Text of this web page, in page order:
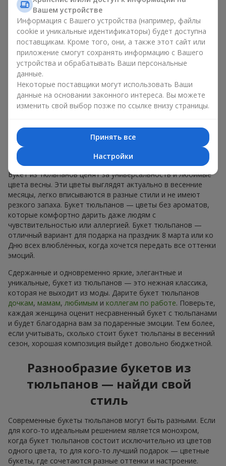
знаков внимания без повода. Букет тюльпанов — весенняя
романтика, ассоциирующаяся с обновлением,
искренностью и лёгкой радостью. В каждом лепестке —
натуральная красота, в каждом стебле — символ весны.
Ароматные композиции цветы тюльпаны одинаково
уместны и в романтическом жесте, и в дружеском подарке.
Букет тюльпанов не обязывает, но оставляет после себя
ощущение радости и заботы. Именно поэтому букет
цветов тюльпаны — это всегда удачный выбор в любой
жизненной ситуации.
идеальный выбор для подарка в г.
Знаменовка
Букет из тюльпанов ценят за универсальность и любимые
цвета весны. Эти цветы выглядят актуально в весенние
месяцы, легко вписываются в разные стили и не имеют
резкого запаха. Букет тюльпанов — цветы без ароматов,
которые комфортно дарить даже людям с
чувствительностью или аллергией. Букет тюльпанов —
отличный вариант для подарка на праздник 8 марта или ко
Дню всех влюблённых, когда хочется передать все оттенки
эмоций.
Сдержанные и одновременно яркие, элегантные и
уникальные, букет из тюльпанов — это нежная классика,
которая не выходит из моды. Дарите букет тюльпанов
дочкам, мамам, любимым и коллегам по работе. Поверьте,
каждая женщина оценит несравненный букет с тюльпанами
и будет благодарна вам за подаренные эмоции. Тем более,
если учитывать, сколько стоит букет тюльпаны в весенний
сезон, хорошая композиция выйдет довольно бюджетной.
Разнообразие букетов из
тюльпанов — найди свой
стиль
Современные букеты тюльпанов могут быть разными. Если
для кого-то идеальным решением является монохром,
когда букет тюльпанов состоит исключительно из цветов
одного цвета, то для кого-то лучший подарок — цветные
букеты, где сочетаются разные оттенки и настроение.
Вашем устройстве
Информация с Вашего устройства (например, файлы
cookie и уникальные идентификаторы) будет доступна
поставщикам. Кроме того, они, а также этот сайт или
приложение смогут сохранять информацию с Вашего
устройства и обрабатывать Ваши персональные
данные.
Некоторые поставщики могут использовать Ваши
данные на основании законного интереса. Вы можете
изменить свой выбор позже по ссылке внизу страницы.
Принять все
Настройки